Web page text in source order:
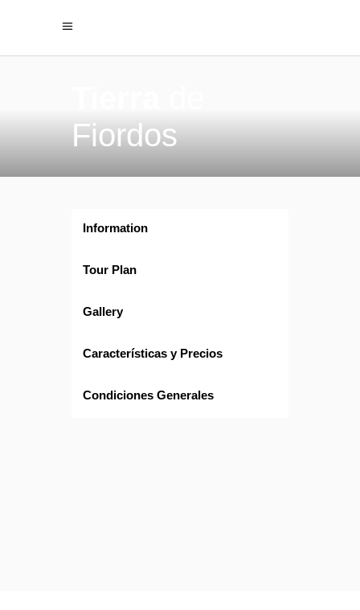
Fiordos
Information
Tour Plan
Gallery
Características y Precios
Condiciones Generales